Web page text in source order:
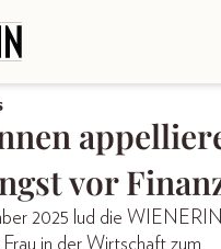
vor
2025 lud die WIENERIN
in der Wirtschaft zum